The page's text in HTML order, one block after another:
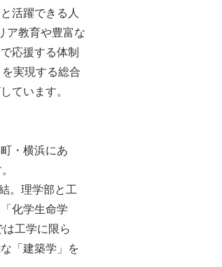
活躍できる⼈
ア教育や豊富な
応援する体制
実現する総合
ています。
・横浜にあ
。理学部と⼯
化学⽣命学
⼯学に限ら
「建築学」を